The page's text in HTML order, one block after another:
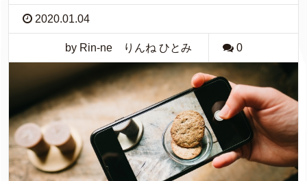
2020.01.04
by Rin-ne りんね ひとみ 0